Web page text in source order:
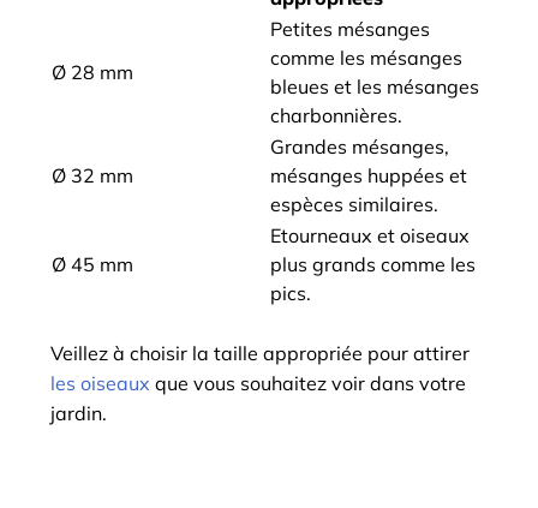
Ø 28 mm
Petites mésanges
comme les mésanges
bleues et les mésanges
charbonnières.
Ø 32 mm
Grandes mésanges,
mésanges huppées et
espèces similaires.
Ø 45 mm
Etourneaux et oiseaux
plus grands comme les
pics.
Veillez à choisir la taille appropriée pour attirer
les oiseaux que vous souhaitez voir dans votre
jardin.